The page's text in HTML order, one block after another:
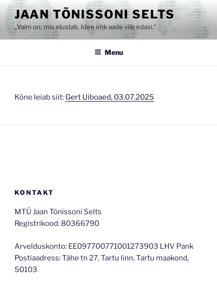
Skip
to
content
JAAN TÕNISSONI SELTS
„Vaim on, mis elustab. Idee ehk aade viib edasi.“
Menu
Kõne leiab siit: Gert Uiboaed, 03.07.2025
KONTAKT
MTÜ Jaan Tõnissoni Selts
Registrikood: 80366790
Arvelduskonto: EE097700771001273903 LHV Pank
Postiaadress: Tähe tn 27, Tartu linn, Tartu maakond,
50103